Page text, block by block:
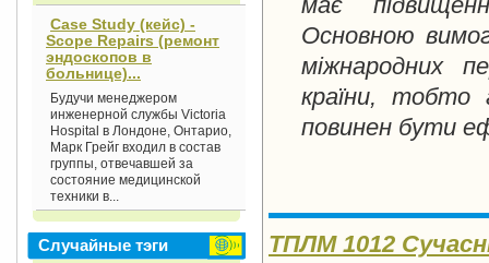
Case Study (кейс) -
Scope Repairs (ремонт
эндоскопов в
больнице)...
Будучи менеджером
инженерной службы Victoria
Hospital в Лондоне, Онтарио,
Марк Грейг входил в состав
группы, отвечавшей за
состояние медицинской
техники в...
Случайные тэги
Основною
міжнародних
країни, тобто
повинен бути
ТПЛМ 1012